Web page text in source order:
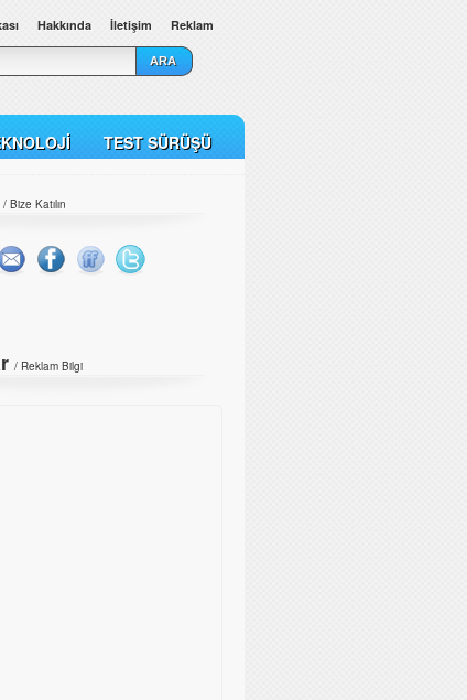
Hakkında İletişim Reklam
TEST SÜRÜŞÜ
/ Bize Katılın
/ Reklam Bilgi